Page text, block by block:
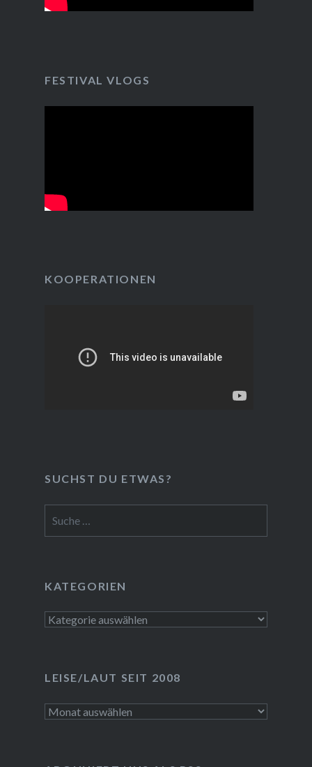
FESTIVAL VLOGS
KOOPERATIONEN
SUCHST DU ETWAS?
nach:
KATEGORIEN
Kategorien
LEISE/LAUT SEIT 2008
LEISE/laut